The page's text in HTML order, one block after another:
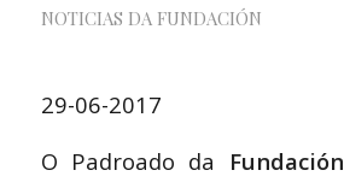
NOTICIAS DA FUNDACIÓN
29-06-2017
O Padroado da